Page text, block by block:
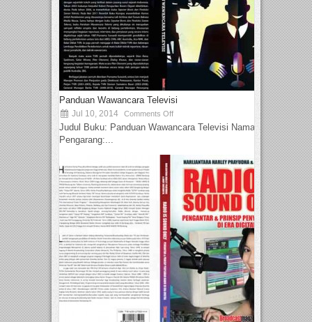
Panduan Wawancara Televisi
Jul 10, 2014 Comments Off
Judul Buku: Panduan Wawancara Televisi Nama
Pengarang:...